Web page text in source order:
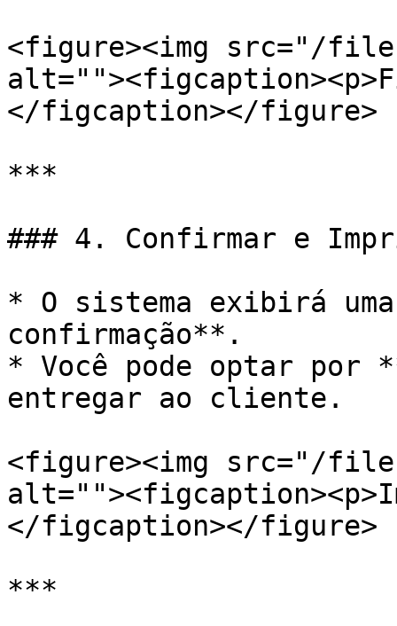
<figure><img src="/files/
</figcaption></figure>
***
### 4. Confirmar e
* O sistema exibirá uma
confirmação**.
* Você pode optar por
entregar ao cliente.
<figure><img src="/files/
</figcaption></figure>
***